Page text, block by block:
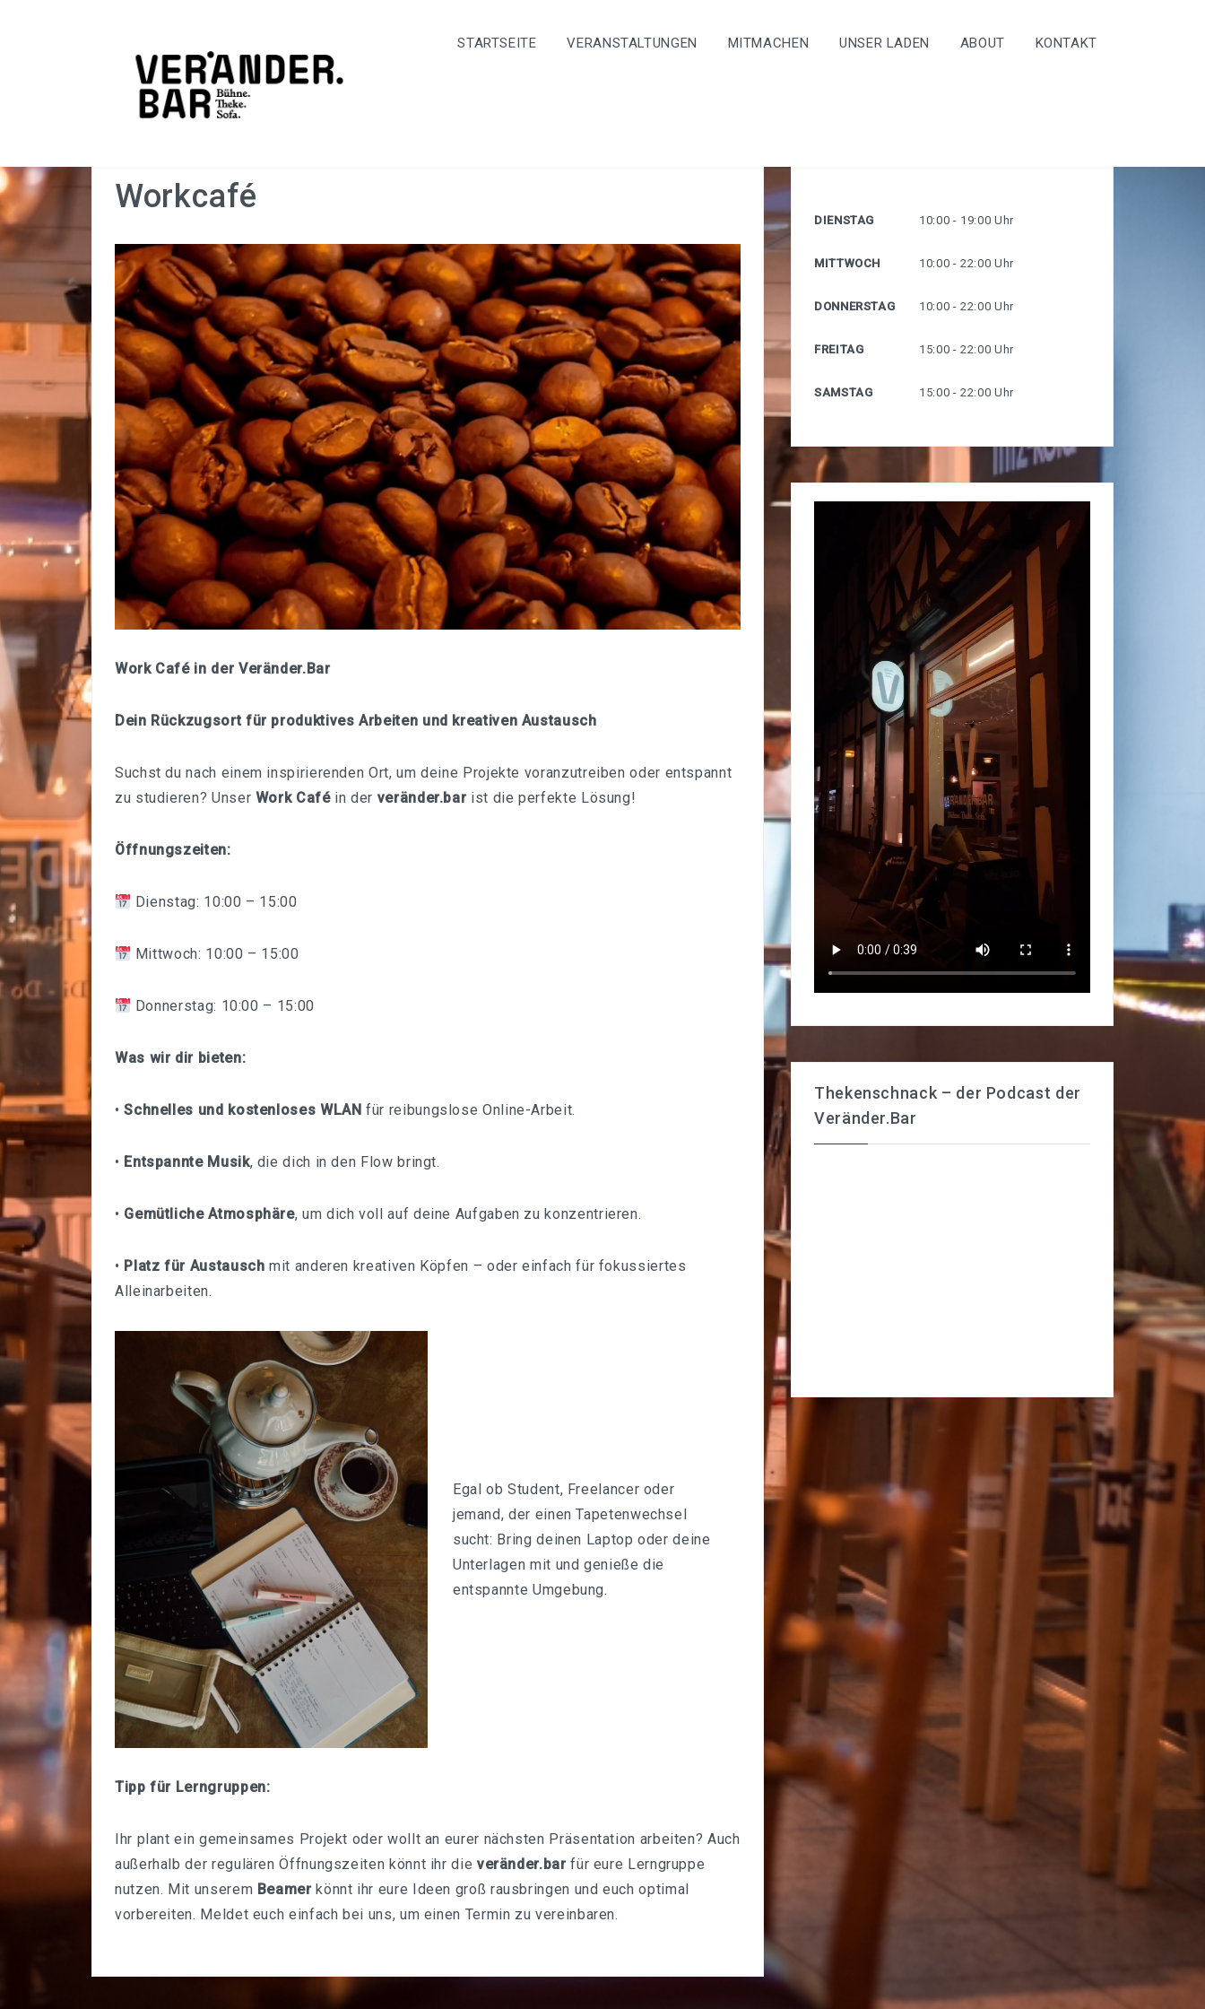
STARTSEITE VERANSTALTUNGEN MITMACHEN UNSER LADEN ABOUT KONTAKT
Workcafé
Work Café in der Veränder.Bar
Dein Rückzugsort für produktives Arbeiten und kreativen Austausch
Suchst du nach einem inspirierenden Ort, um deine Projekte voranzutreiben oder entspannt
zu studieren? Unser Work Caféin der veränder.barist die perfekte Lösung!
Öffnungszeiten:
Dienstag: 10:00 – 15:00
Mittwoch: 10:00 – 15:00
Donnerstag: 10:00 – 15:00
Was wir dir bieten:
•Schnelles und kostenloses WLAN für reibungslose Online-Arbeit.
• Entspannte Musik, die dich in den Flow bringt.
• Gemütliche Atmosphäre, um dich voll auf deine Aufgaben zu konzentrieren.
• Platz für Austausch mit anderen kreativen Köpfen – oder einfach für fokussiertes
Alleinarbeiten.
Egal ob Student, Freelancer oder
jemand, der einen Tapetenwechsel
sucht: Bring deinen Laptop oder deine
Unterlagen mit und genieße die
entspannte Umgebung.
Tipp für Lerngruppen:
Ihr plant ein gemeinsames Projekt oder wollt an eurer nächsten Präsentation arbeiten? Auch
außerhalb der regulären Öffnungszeiten könnt ihr die veränder.barfür eure Lerngruppe
nutzen. Mit unserem Beamerkönnt ihr eure Ideen groß rausbringen und euch optimal
vorbereiten. Meldet euch einfach bei uns, um einen Termin zu vereinbaren.
DIENSTAG 10:00 - 19:00 Uhr
MITTWOCH 10:00 - 22:00 Uhr
DONNERSTAG 10:00 - 22:00 Uhr
FREITAG 15:00 - 22:00 Uhr
SAMSTAG 15:00 - 22:00 Uhr
Thekenschnack – der Podcast der
Veränder.Bar